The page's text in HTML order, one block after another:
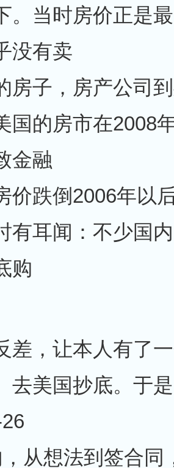
。当时房价正是
没有卖
房子，房产公司
国的房市在2008
金融
价跌倒2006年以
有耳闻：不少国
购
差，让本人有了
去美国抄底。于
，从想法到签合同